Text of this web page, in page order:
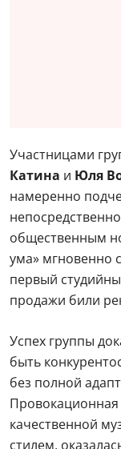
Участницами
Катина и Юля
намеренно
общественным
ума» мгновенно
первый
продажи били
Успех группы
быть
без полной
качественной
стилем,